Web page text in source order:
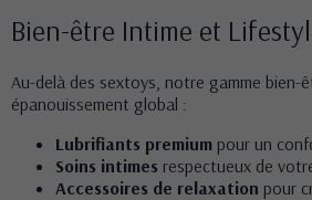
Bien-être Intime et
Au-delà des sextoys, notre gamme bien-
épanouissement global :
Lubrifiants premium pour un
Soins intimes respectueux de
Accessoires de relaxation pour